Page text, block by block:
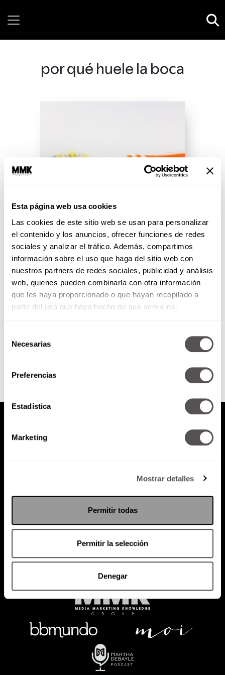
Esta página web usa cookies
Las cookies de este sitio web se usan para personalizar
el contenido y los anuncios, ofrecer funciones de redes
sociales y analizar el tráfico. Además, compartimos
información sobre el uso que haga del sitio web con
nuestros partners de redes sociales, publicidad y análisis
web, quienes pueden combinarla con otra información
que les haya proporcionado o que hayan recopilado a
partir del uso que haya hecho de sus servicios.
Necesarias
Preferencias
Estadística
Marketing
Mostrar detalles
Permitir todas
Permitir la selección
Denegar
por qué huele la boca
Tu boca dice mucho de tu salud
Tú no le dirías a alguien que tiene
mal aliento, ¿cierto? Pues si tú
eres el apestoso, seguro los
demás...
Política de Privacidad
PODCAST RADIO MARTHA EVENTOS
SACA TU ID